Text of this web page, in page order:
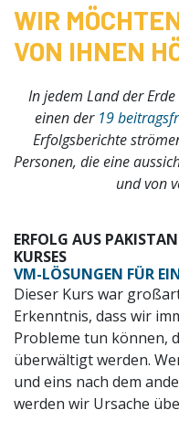
WIR
VON IHNEN
In jedem Land der
einen der 19
Erfolgsberichte
Personen, die eine
und von
ERFOLG AUS
KURSES
VM-LÖSUNGEN FÜR
Dieser Kurs war
Erkenntnis, dass wir
Probleme tun können,
überwältigt werden.
und eins nach dem
werden wir Ursache